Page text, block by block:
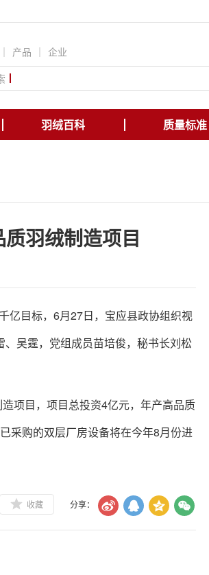
｜ 产品 ｜ 企业
羽绒百科 质量标准
羽绒制造项目
亿目标，6月27日，宝应县政协组织视
吴霆，党组成员苗培俊，秘书长刘松
项目，项目总投资4亿元，年产高品质
采购的双层厂房设备将在今年8月份进
收藏 分享：